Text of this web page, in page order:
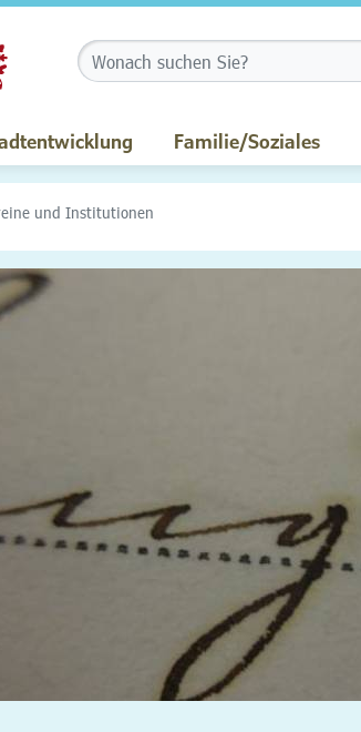
Familie/Soziales
und Institutionen